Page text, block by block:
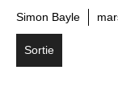
Simon Bayle
Sortie